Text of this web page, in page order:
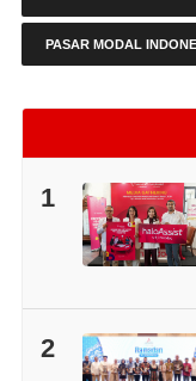
PASAR MODAL
1
2